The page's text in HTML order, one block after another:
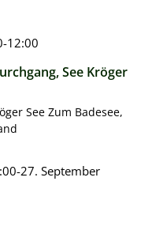
See Kröger
-12:00
See Zum Badesee,
-27. September